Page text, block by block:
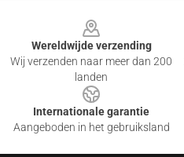
Wereldwijde verzending
Wij verzenden naar meer dan 200
landen
Internationale garantie
Aangeboden in het gebruiksland